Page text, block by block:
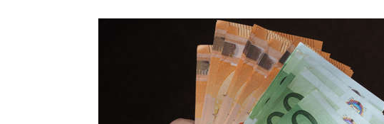
Tafsir
di